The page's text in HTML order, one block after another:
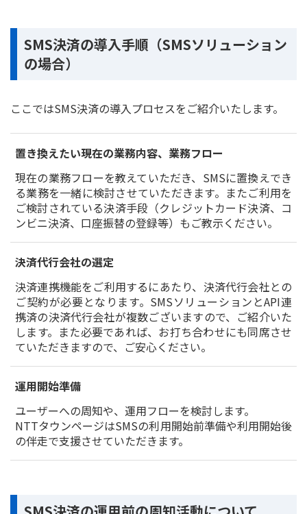
SMS決済の導入手順（SMSソリューション
の場合）
ここではSMS決済の導入プロセスをご紹介いたします。
置き換えたい現在の業務内容、業務フロー
現在の業務フローを教えていただき、SMSに置換えでき
る業務を一緒に検討させていただきます。またご利用を
ご検討されている決済手段（クレジットカード決済、コ
ンビニ決済、口座振替の登録等）もご教示ください。
決済代行会社の選定
決済連携機能をご利用するにあたり、決済代行会社との
ご契約が必要となります。SMSソリューションとAPI連
携済の決済代行会社が複数ございますので、ご紹介いた
します。また必要であれば、お打ち合わせにも同席させ
ていただきますので、ご安心ください。
運用開始準備
ユーザーへの周知や、運用フローを検討します。
NTTタウンページはSMSの利用開始前準備や利用開始後
の伴走で支援させていただきます。